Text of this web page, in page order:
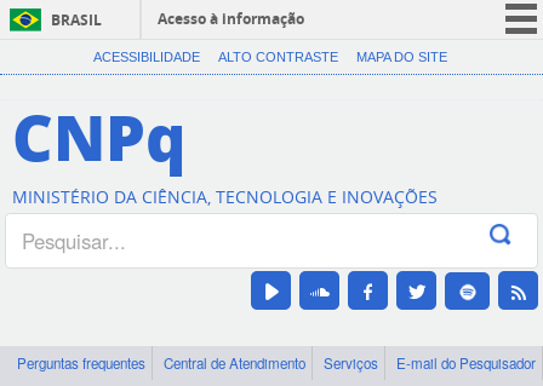
BRASIL
Acesso à informação
CORONAVÍRUS (COVID-19)
Canais
ACESSIBILIDADE ALTO CONTRASTE MAPA DO SITE
CNPq
MINISTÉRIO DA CIÊNCIA, TECNOLOGIA E INOVAÇÕES
Perguntas frequentes Central de Atendimento Serviços
E-mail do Pesquisador